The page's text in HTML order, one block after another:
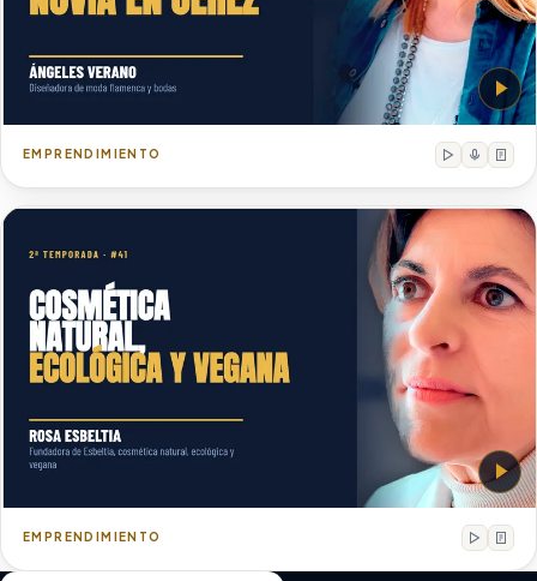
Ángeles Verano
Diseñadora de moda flamenca y bodas
EMPRENDIMIENTO
Rosa Esbeltia
Fundadora de Esbeltia, cosmética natural, ecológica
EMPRENDIMIENTO